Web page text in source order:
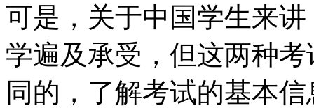
可是，关于中国学生来
学遍及承受，但这两种
同的，了解考试的基本